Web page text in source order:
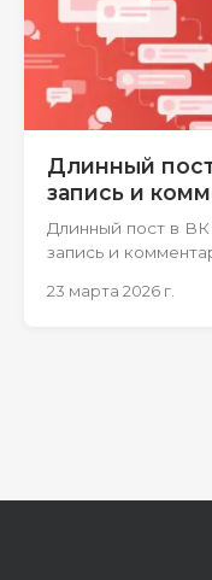
Длинный пост
запись и
Длинный пост в
запись и
23 марта 2026 г.